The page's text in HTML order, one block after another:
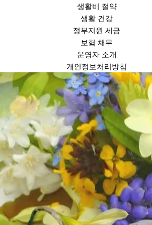
생활비 절약
생활 건강
정부지원 세금
보험 채무
운영자 소개
개인정보처리방침